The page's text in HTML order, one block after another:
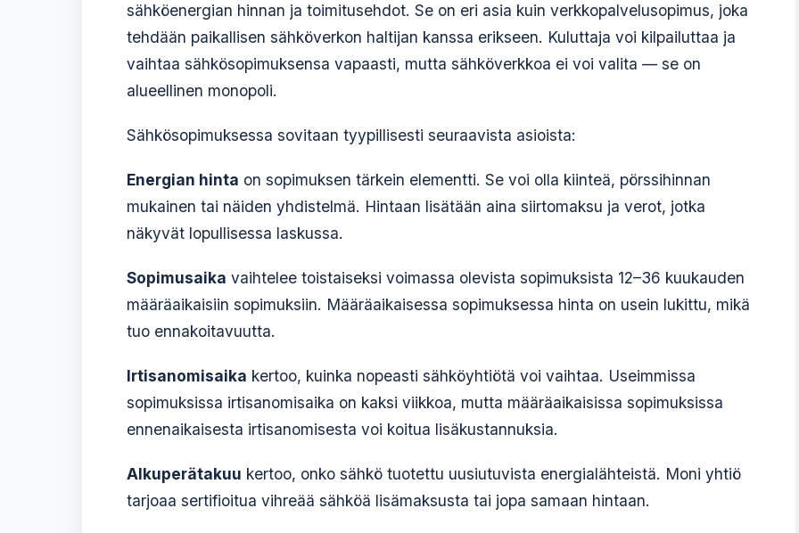
sähköenergian hinnan ja toimitusehdot. Se on eri asia kuin verkkopalvelusopimus, joka
tehdään paikallisen sähköverkon haltijan kanssa erikseen. Kuluttaja voi kilpailuttaa ja
vaihtaa sähkösopimuksensa vapaasti, mutta sähköverkkoa ei voi valita — se on
alueellinen monopoli.
Sähkösopimuksessa sovitaan tyypillisesti seuraavista asioista:
Energian hinta on sopimuksen tärkein elementti. Se voi olla kiinteä, pörssihinnan
mukainen tai näiden yhdistelmä. Hintaan lisätään aina siirtomaksu ja verot, jotka
näkyvät lopullisessa laskussa.
Sopimusaika vaihtelee toistaiseksi voimassa olevista sopimuksista 12–36 kuukauden
määräaikaisiin sopimuksiin. Määräaikaisessa sopimuksessa hinta on usein lukittu, mikä
tuo ennakoitavuutta.
Irtisanomisaika kertoo, kuinka nopeasti sähköyhtiötä voi vaihtaa. Useimmissa
sopimuksissa irtisanomisaika on kaksi viikkoa, mutta määräaikaisissa sopimuksissa
ennenaikaisesta irtisanomisesta voi koitua lisäkustannuksia.
Alkuperätakuu kertoo, onko sähkö tuotettu uusiutuvista energialähteistä. Moni yhtiö
tarjoaa sertifioitua vihreää sähköä lisämaksusta tai jopa samaan hintaan.